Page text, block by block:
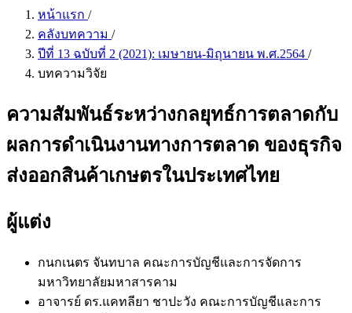
หน้าแรก /
คลังบทความ /
ปีที่ 13 ฉบับที่ 2 (2021): เมษายน-มิถุนายน พ.ศ.2564 /
บทความวิจัย
ความสัมพันธ์ระหว่างกลยุทธ์การตลาดกับ
ผลการดำเนินงานทางการตลาด ของธุรกิจ
ส่งออกสินค้าเกษตรในประเทศไทย
ผู้แต่ง
กนกเนตร จันทบาล คณะการบัญชีและการจัดการ
มหาวิทยาลัยมหาสารคาม
อาจารย์ ดร.แคทลียา ชาปะวัง คณะการบัญชีและการ